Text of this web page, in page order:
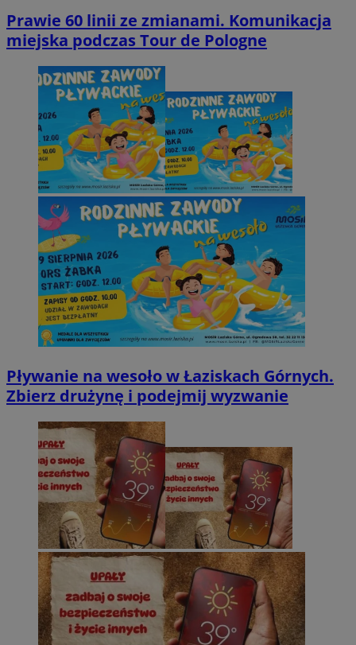
Prawie 60 linii ze zmianami. Komunikacja
miejska podczas Tour de Pologne
Pływanie na wesoło w Łaziskach Górnych.
Zbierz drużynę i podejmij wyzwanie